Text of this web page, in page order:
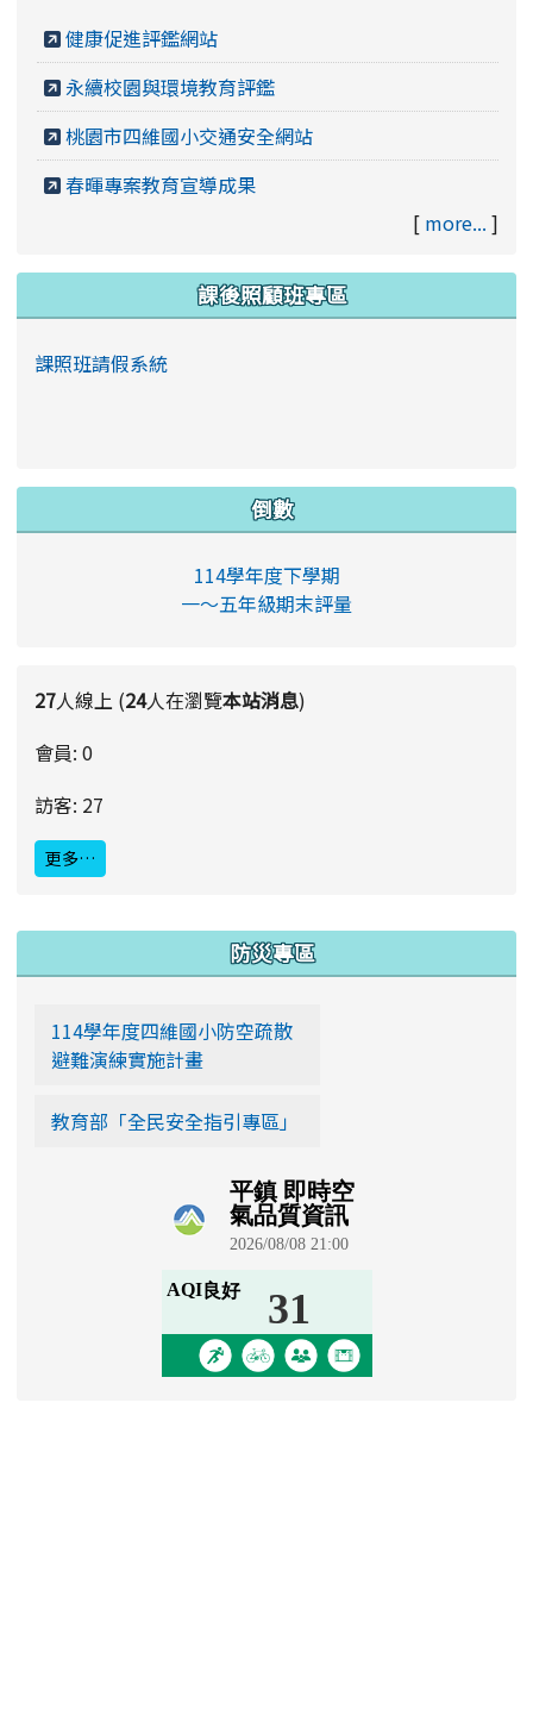
健康促進評鑑網站
永續校園與環境教育評鑑
桃園市四維國小交通安全網站
春暉專案教育宣導成果
[ more... ]
課後照顧班專區
課照班請假系統
倒數
114學年度下學期
一～五年級期末評量
27人線上 (24人在瀏覽本站消息)
會員: 0
訪客: 27
更多…
防災專區
114學年度四維國小防空疏散
避難演練實施計畫
教育部「全民安全指引專區」